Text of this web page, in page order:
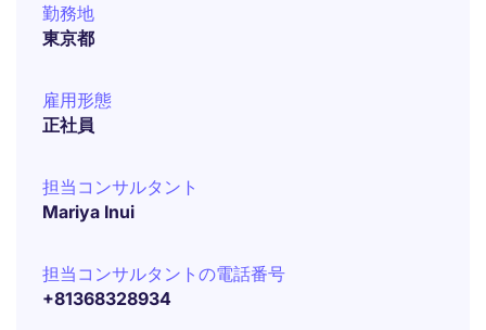
勤務地
東京都
雇用形態
正社員
担当コンサルタント
Mariya Inui
担当コンサルタントの電話番号
+81368328934